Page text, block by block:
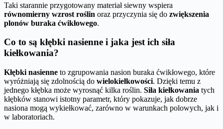
Taki starannie przygotowany materiał siewny wspiera
równomierny wzrost roślin oraz przyczynia się do zwiększenia
plonów buraka ćwikłowego.
Co to są kłębki nasienne i jaka jest ich siła
kiełkowania?
Kłębki nasienne to zgrupowania nasion buraka ćwikłowego, które
wyróżniają się zdolnością do wielokiełkowości. Dzięki temu z
jednego kłębka może wyrosnąć kilka roślin. Siła kiełkowania tych
kłębków stanowi istotny parametr, który pokazuje, jak dobrze
nasiona mogą wykiełkować, zarówno w warunkach polowych, jak i
w laboratoriach.